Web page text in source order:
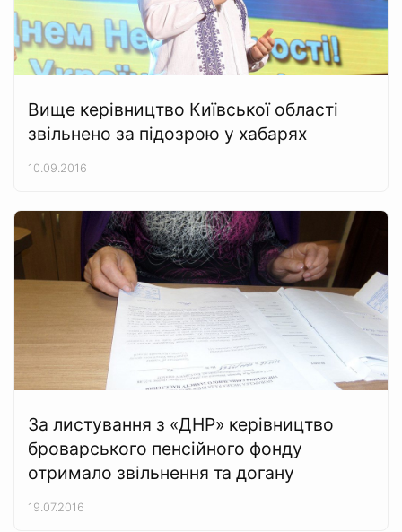
Вище керівництво Київської області
звільнено за підозрою у хабарях
10.09.2016
За листування з «ДНР» керівництво
броварського пенсійного фонду
отримало звільнення та догану
19.07.2016